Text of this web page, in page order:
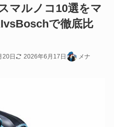
マルノコ10選をマ
で徹底比
20日 2026年6月17日 メナ